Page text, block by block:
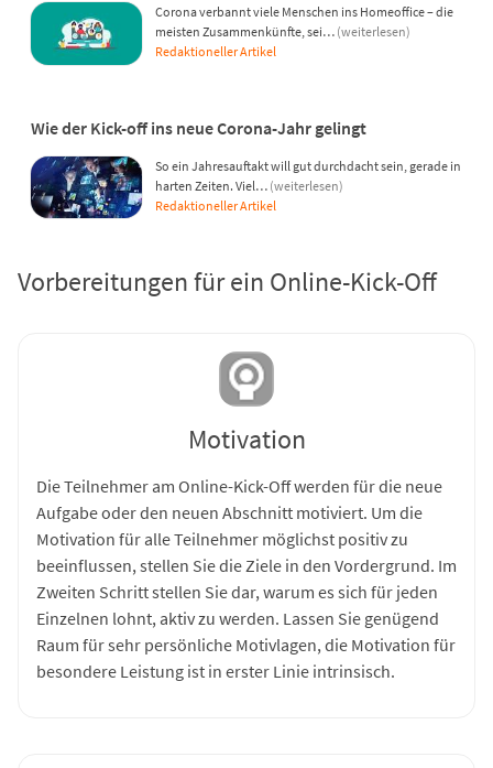
Corona verbannt viele Menschen ins Homeoffice – die
meisten Zusammenkünfte, sei… (weiterlesen)
Redaktioneller Artikel
Wie der Kick-off ins neue Corona-Jahr gelingt
So ein Jahresauftakt will gut durchdacht sein, gerade in
harten Zeiten. Viel… (weiterlesen)
Redaktioneller Artikel
Vorbereitungen für ein Online-Kick-Off
Motivation
Die Teilnehmer am Online-Kick-Off werden für die neue
Aufgabe oder den neuen Abschnitt motiviert. Um die
Motivation für alle Teilnehmer möglichst positiv zu
beeinflussen, stellen Sie die Ziele in den Vordergrund. Im
Zweiten Schritt stellen Sie dar, warum es sich für jeden
Einzelnen lohnt, aktiv zu werden. Lassen Sie genügend
Raum für sehr persönliche Motivlagen, die Motivation für
besondere Leistung ist in erster Linie intrinsisch.